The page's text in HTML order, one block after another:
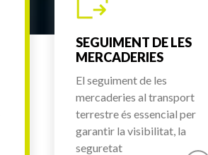
SEGUIMENT DE LES
MERCADERIES
El seguiment de les
mercaderies al transport
terrestre és essencial per
garantir la visibilitat, la
seguretat